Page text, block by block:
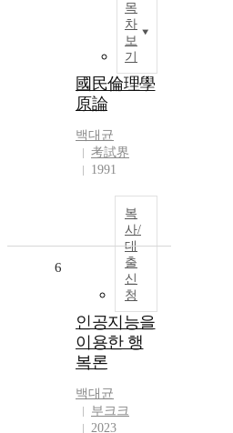
목
차
보
기
國民倫理學
原論
백대균
考試界
1991
복
사/
대
출
신
청
6
인공지능을
이용한 행
복론
백대균
부크크
2023